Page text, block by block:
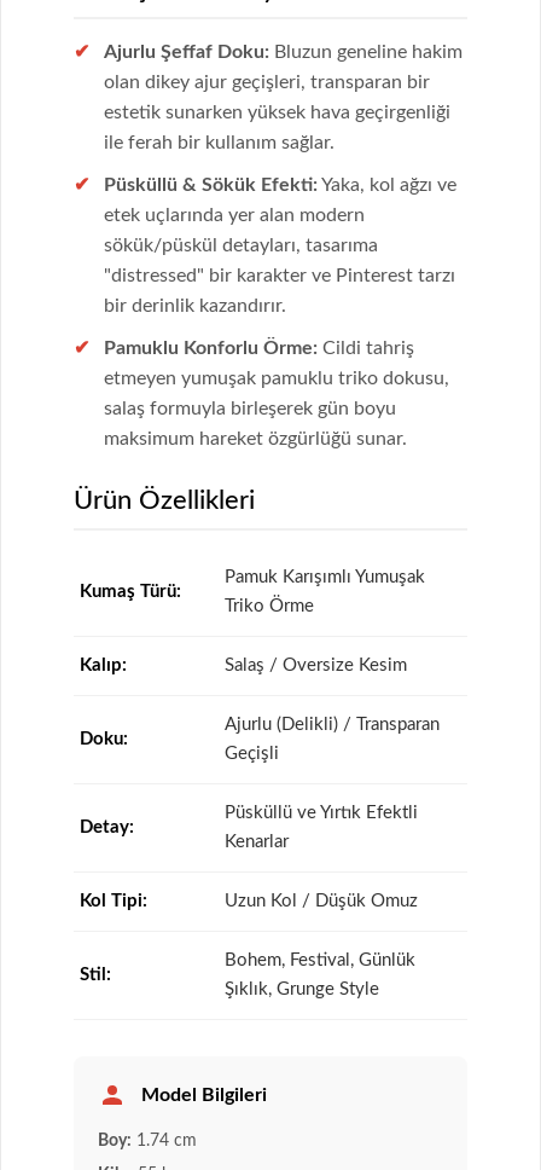
Ajurlu Şeffaf Doku: Bluzun geneline hakim
olan dikey ajur geçişleri, transparan bir
estetik sunarken yüksek hava geçirgenliği
ile ferah bir kullanım sağlar.
Püsküllü & Sökük Efekti: Yaka, kol ağzı ve
etek uçlarında yer alan modern
sökük/püskül detayları, tasarıma
"distressed" bir karakter ve Pinterest tarzı
bir derinlik kazandırır.
Pamuklu Konforlu Örme: Cildi tahriş
etmeyen yumuşak pamuklu triko dokusu,
salaş formuyla birleşerek gün boyu
maksimum hareket özgürlüğü sunar.
Ürün Özellikleri
Kumaş Türü:
Pamuk Karışımlı Yumuşak
Triko Örme
Kalıp: Salaş / Oversize Kesim
Doku:
Ajurlu (Delikli) / Transparan
Geçişli
Detay:
Püsküllü ve Yırtık Efektli
Kenarlar
Kol Tipi: Uzun Kol / Düşük Omuz
Stil:
Bohem, Festival, Günlük
Şıklık, Grunge Style
Model Bilgileri
Boy: 1.74 cm